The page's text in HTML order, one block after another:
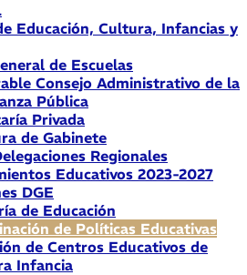
Educación, Cultura, Infancias y
de Escuelas
Consejo Administrativo de la
Pública
Privada
de Gabinete
Regionales
Educativos 2023-2027
DGE
de Educación
de Políticas Educativas
de Centros Educativos de
Infancia